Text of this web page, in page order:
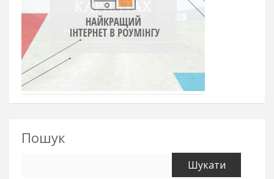
Пошук